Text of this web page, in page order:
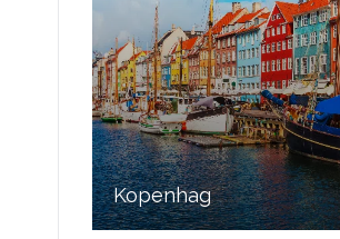
Kopenhag